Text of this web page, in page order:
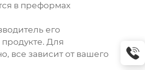
в преформах
его
Для
все зависит от вашего